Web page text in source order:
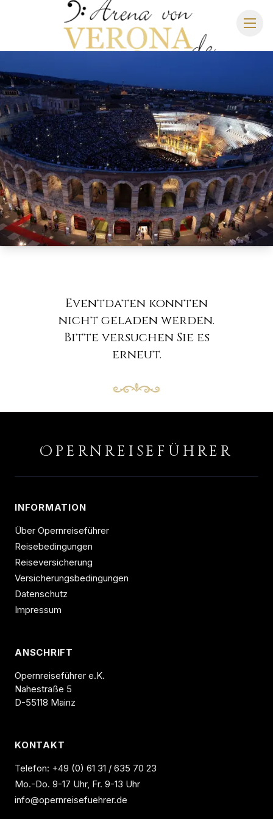
SPIELPLAN 2027
SITZPLAN HOTELS
ANREISE
Eventdaten konnten
nicht geladen werden.
Bitte versuchen Sie es
erneut.
O PERNREISEFÜHRER
INFORMATION
Über Opernreiseführer
Reisebedingungen
Reiseversicherung
Versicherungsbedingungen
Datenschutz
Impressum
ANSCHRIFT
Opernreiseführer e.K.
Nahestraße 5
D-55118 Mainz
KONTAKT
Telefon: +49 (0) 61 31 / 635 70 23
Mo.-Do. 9-17 Uhr, Fr. 9-13 Uhr
info@opernreisefuehrer.de